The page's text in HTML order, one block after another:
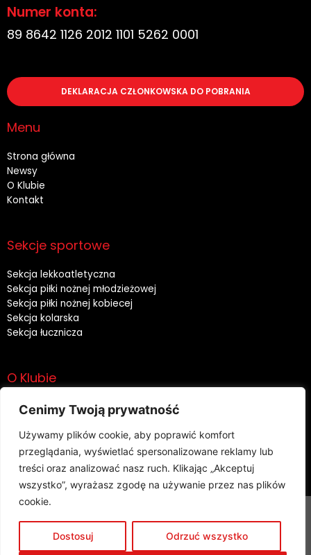
Cenimy Twoją prywatność
Używamy plików cookie, aby poprawić komfort
przeglądania, wyświetlać spersonalizowane reklamy lub
treści oraz analizować nasz ruch. Klikając „Akceptuj
wszystko”, wyrażasz zgodę na używanie przez nas plików
cookie.
Dostosuj Odrzuć wszystko
Numer konta:
89 8642 1126 2012 1101 5262 0001
DEKLARACJA CZŁONKOWSKA DO POBRANIA
Menu
Strona główna
Newsy
O Klubie
Kontakt
Sekcje sportowe
Sekcja lekkoatletyczna
Sekcja piłki nożnej młodzieżowej
Sekcja piłki nożnej kobiecej
Sekcja kolarska
Sekcja łucznicza
O Klubie
Historia
Sponsorzy
Rodo
Copyright 2023 CWKS RESOVIA | Wszelkie prawa
zastrzeżone |Polityka Prywatności RODO| Realizacja: